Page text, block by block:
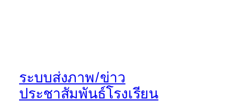
ระบบส่งภาพ/ข่าว
ประชาสัมพันธ์โรงเรียน